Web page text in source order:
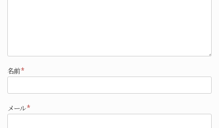
名前*
メール*